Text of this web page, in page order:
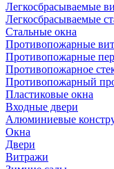
Легкосбрасываемые
Легкосбрасываемые
Стальные окна
Противопожарные
Противопожарные
Противопожарное
Противопожарный
Пластиковые окна
Входные двери
Алюминиевые
Окна
Двери
Витражи